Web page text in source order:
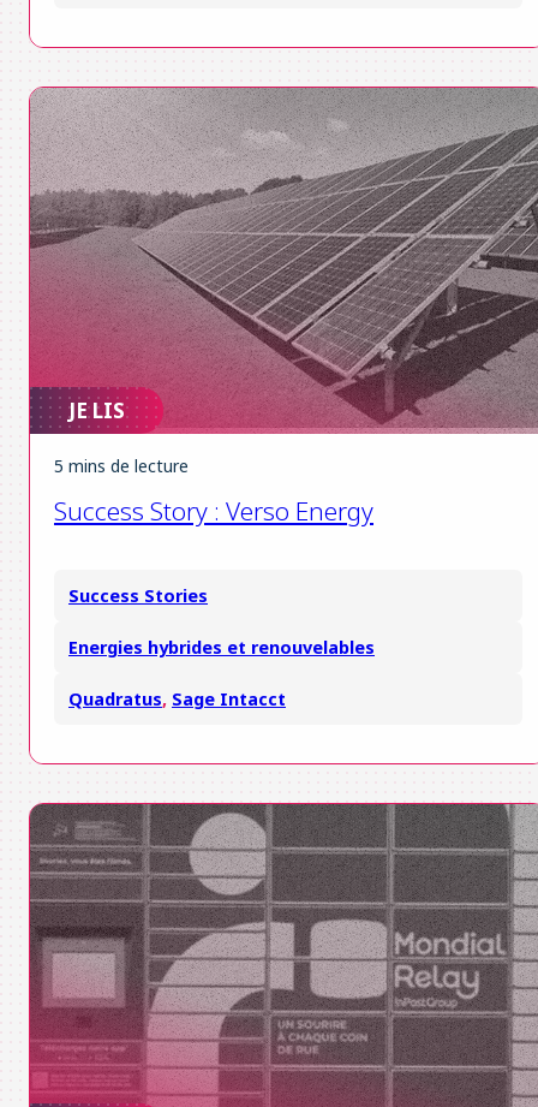
JE LIS
5 mins de lecture
Success Story : Verso Energy
Success Stories
Energies hybrides et renouvelables
Quadratus, Sage Intacct